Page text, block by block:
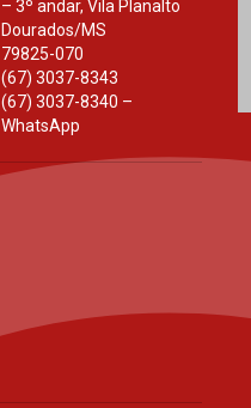
– 3º andar, Vila Planalto
Dourados/MS
79825-070
(67) 3037-8343
(67) 3037-8340 –
WhatsApp